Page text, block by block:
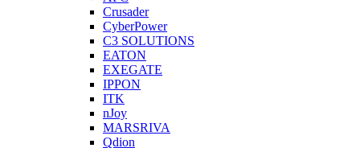
Crusader
CyberPower
C3 SOLUTIONS
EATON
EXEGATE
IPPON
ITK
nJoy
MARSRIVA
Qdion